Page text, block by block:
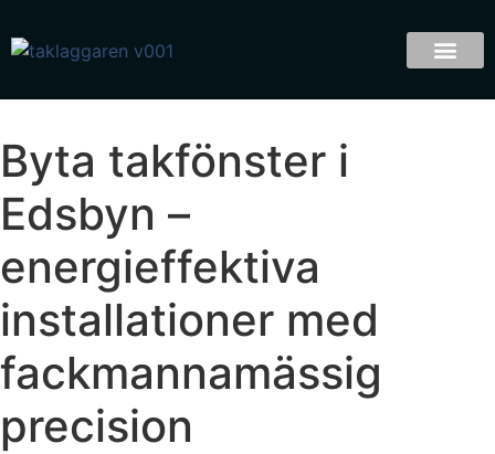
Byta takfönster i
Edsbyn –
energieffektiva
installationer med
fackmannamässig
precision